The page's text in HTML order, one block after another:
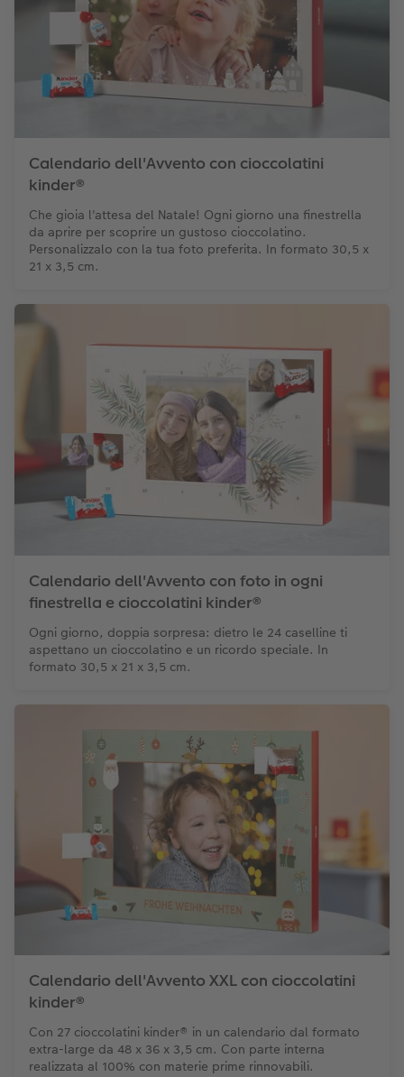
Calendario dell'Avvento con cioccolatini
kinder®
Che gioia l'attesa del Natale! Ogni giorno una finestrella
da aprire per scoprire un gustoso cioccolatino.
Personalizzalo con la tua foto preferita. In formato 30,5 x
21 x 3,5 cm.
Calendario dell'Avvento con foto in ogni
finestrella e cioccolatini kinder®
Ogni giorno, doppia sorpresa: dietro le 24 caselline ti
aspettano un cioccolatino e un ricordo speciale. In
formato 30,5 x 21 x 3,5 cm.
Calendario dell'Avvento XXL con cioccolatini
kinder®
Con 27 cioccolatini kinder® in un calendario dal formato
extra-large da 48 x 36 x 3,5 cm. Con parte interna
realizzata al 100% con materie prime rinnovabili.